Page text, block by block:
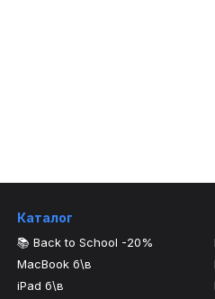
Каталог
📚 Back to School -20%
MacBook б\в
iPad б\в